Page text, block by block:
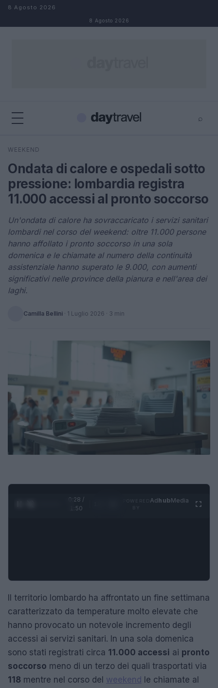
Salta al contenuto
8 Agosto 2026
8 Agosto 2026
⌕
Cerca
WEEKEND
Ondata di calore e ospedali sotto
pressione: lombardia registra
11.000 accessi al pronto soccorso
Un'ondata di calore ha sovraccaricato i servizi sanitari
lombardi nel corso del weekend: oltre 11.000 persone
hanno affollato i pronto soccorso in una sola
domenica e le chiamate al numero della continuità
assistenziale hanno superato le 9.000, con aumenti
significativi nelle province della pianura e nell'area dei
laghi.
Camilla Bellini · 1 Luglio 2026 · 3 min
0:29 /
1:50
AdhubMedia
Il territorio lombardo ha affrontato un fine settimana
caratterizzato da temperature molto elevate che
hanno provocato un notevole incremento degli
accessi ai servizi sanitari. In una sola domenica
sono stati registrati circa 11.000 accessi ai pronto
soccorso meno di un terzo dei quali trasportati via
118 mentre nel corso del weekend
le chiamate al